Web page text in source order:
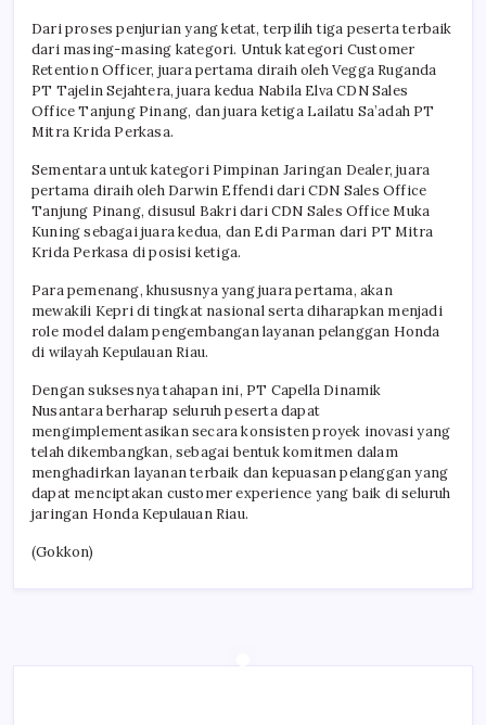
Dari proses penjurian yang ketat, terpilih tiga peserta terbaik
dari masing-masing kategori. Untuk kategori Customer
Retention Officer, juara pertama diraih oleh Vegga Ruganda
PT Tajelin Sejahtera, juara kedua Nabila Elva CDN Sales
Office Tanjung Pinang, dan juara ketiga Lailatu Sa’adah PT
Mitra Krida Perkasa.
Sementara untuk kategori Pimpinan Jaringan Dealer, juara
pertama diraih oleh Darwin Effendi dari CDN Sales Office
Tanjung Pinang, disusul Bakri dari CDN Sales Office Muka
Kuning sebagai juara kedua, dan Edi Parman dari PT Mitra
Krida Perkasa di posisi ketiga.
Para pemenang, khususnya yang juara pertama, akan
mewakili Kepri di tingkat nasional serta diharapkan menjadi
role model dalam pengembangan layanan pelanggan Honda
di wilayah Kepulauan Riau.
Dengan suksesnya tahapan ini, PT Capella Dinamik
Nusantara berharap seluruh peserta dapat
mengimplementasikan secara konsisten proyek inovasi yang
telah dikembangkan, sebagai bentuk komitmen dalam
menghadirkan layanan terbaik dan kepuasan pelanggan yang
dapat menciptakan customer experience yang baik di seluruh
jaringan Honda Kepulauan Riau.
(Gokkon)